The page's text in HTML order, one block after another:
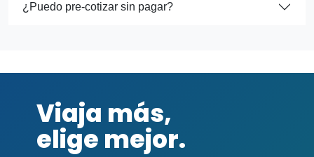
¿Puedo pre-cotizar sin pagar?
Viaja más,
elige mejor.